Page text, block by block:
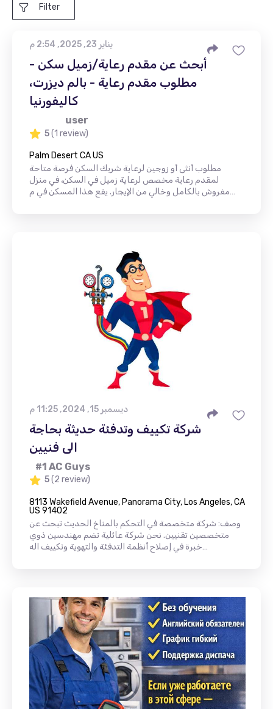
Filter
يناير 23, 2025, 2:54 م
أبحث عن مقدم رعاية/زميل سكن -
مطلوب مقدم رعاية - بالم ديزرت،
كاليفورنيا
user
5(1 review)
Palm Desert CA US
مطلوب أنثى أو زوجين لرعاية شريك السكن فرصة متاحة
لمقدم رعاية مخصص لرعاية زميل في السكن، في منزل
مفروش بالكامل وخالي من الإيجار. يقع هذا المسكن في م…
ديسمبر 15, 2024, 11:25 م
شركة تكييف وتدفئة حديثة بحاجة
الى فنيين
#1 AC Guys
5(2 review)
8113 Wakefield Avenue, Panorama City, Los Angeles, CA
US 91402
وصف: شركة متخصصة في التحكم بالمناخ الحديث تبحث عن
متخصصين تقنيين. نحن شركة عائلية تضم مهندسين ذوي
خبرة في إصلاح أنظمة التدفئة والتهوية وتكييف اله…